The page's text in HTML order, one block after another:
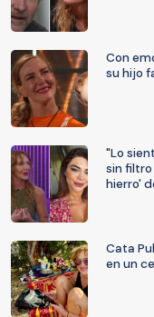
Con
su hijo
"Lo
sin filtro
hierro'
Cata
en un